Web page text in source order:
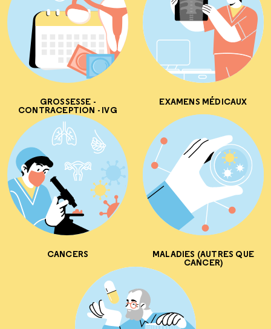
GROSSESSE -
CONTRACEPTION - IVG
EXAMENS MÉDICAUX
CANCERS MALADIES (AUTRES QUE
CANCER)